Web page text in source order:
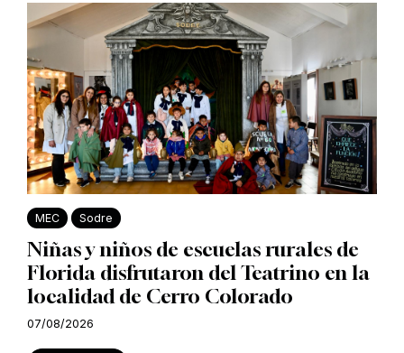
MEC Sodre
Niñas y niños de escuelas rurales de
Florida disfrutaron del Teatrino en la
localidad de Cerro Colorado
07/08/2026